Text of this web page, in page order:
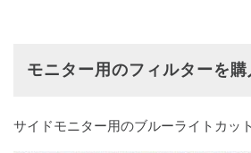
モニター用のフィルターを購
サイドモニター用のブルーライトカッ